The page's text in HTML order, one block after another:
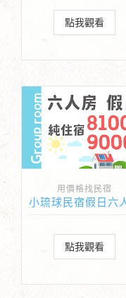
點我觀看
用價格找民宿
點我觀看